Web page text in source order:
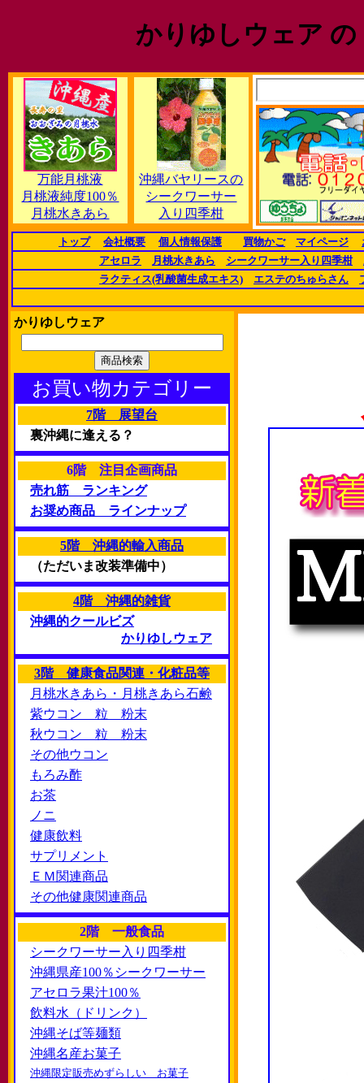
かりゆしウェア
万能月桃液
月桃液純度100％
月桃水きあら
沖縄バヤリースの
シークワーサー
入り四季柑
トップ 会社概要 個人情報保護 買物かご マイページ
アセロラ
月桃水きあら シークワーサー入り四季柑
ラクティス(乳酸菌生成エキス)
エステのちゅらさん
かりゆしウェア
お買い物カテゴリー
7階 展望台
裏沖縄に逢える？
6階 注目企画商品
売れ筋 ランキング
お奨め商品 ラインナップ
5階 沖縄的輸入商品
（ただいま改装準備中）
4階 沖縄的雑貨
沖縄的クールビズ
かりゆしウェア
3階 健康食品関連・化粧品等
月桃水きあら・月桃きあら石鹸
紫ウコン 粒 粉末
秋ウコン 粒 粉末
その他ウコン
もろみ酢
お茶
ノニ
健康飲料
サプリメント
ＥＭ関連商品
その他健康関連商品
2階 一般食品
シークワーサー入り四季柑
沖縄県産100％シークワーサー
アセロラ果汁100％
飲料水（ドリンク）
沖縄そば等麺類
沖縄名産お菓子
沖縄限定販売めずらしい お菓子